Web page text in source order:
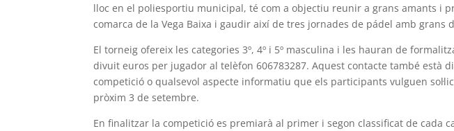
lloc en el poliesportiu municipal, té com a objectiu reunir a grans amants i
comarca de la Vega Baixa i gaudir així de tres jornades de pádel amb grans
El torneig ofereix les categories 3º, 4º i 5º masculina i les hauran de
divuit euros per jugador al telèfon 606783287. Aquest contacte també està
competició o qualsevol aspecte informatiu que els participants vulguen
pròxim 3 de setembre.
En finalitzar la competició es premiarà al primer i segon classificat de cada